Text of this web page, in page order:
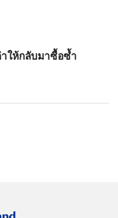
ให้กลับมาซื้อซ้ำ